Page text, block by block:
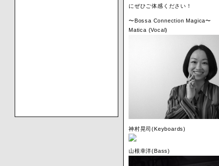
にぜひご体感ください！
〜Bossa Connection Magica〜
Matica (Vocal)
神村晃司(Keyboards)
山根幸洋(Bass)